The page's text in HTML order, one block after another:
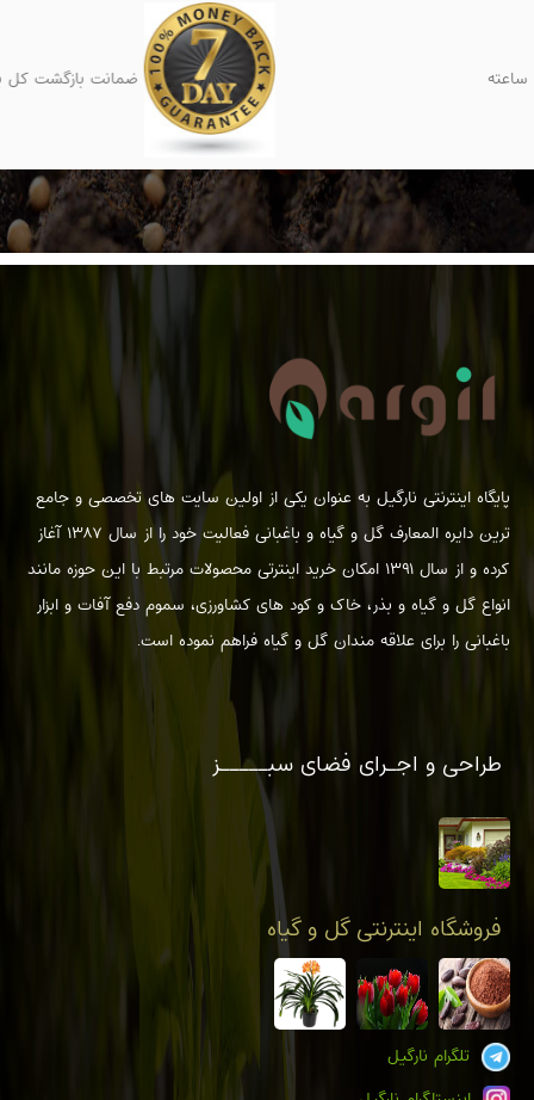
ضمانت بازگشت کل پول تا 7 روز
پایگاه اینترنتی نارگیل به عنوان یکی از اولین سایت های تخصصی و جامع
ترین دایره المعارف گل و گیاه و باغبانی فعالیت خود را از سال ۱۳۸۷ آغاز
کرده و از سال ۱۳۹۱ امکان خرید اینترتی محصولات مرتبط با این حوزه مانند
انواع گل و گیاه و بذر، خاک و کود های کشاورزی، سموم دفع آفات و ابزار
باغبانی را برای علاقه مندان گل و گیاه فراهم نموده است.
طراحی و اجـرای فضای سبـــــز
فروشگاه اینترنتی گل و گیاه
تلگرام نارگیل